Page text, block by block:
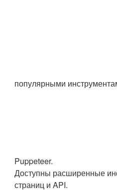
популярными
Puppeteer.
Доступны расширенные
страниц и API.